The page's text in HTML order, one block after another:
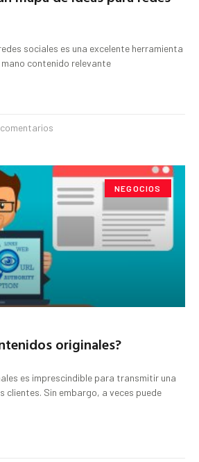
sociales es una excelente herramienta
contenido relevante
NEGOCIOS
originales?
es imprescindible para transmitir una
clientes. Sin embargo, a veces puede